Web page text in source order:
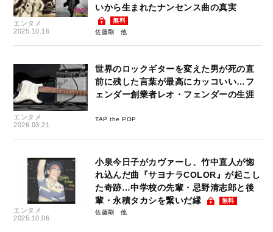
エンタメ
2025.10.16
いから生まれたナンセンス曲の真実
無料
佐藤剛
エンタメ
2026.03.21
世界のロックギターを変えた男が死の直
前に残した言葉が最高にカッコいい…フ
ェンダー創業者レオ・フェンダーの生涯
TAP the POP
エンタメ
2025.10.06
小泉今日子がカヴァーし、竹中直人が惚
れ込んだ曲『サヨナラCOLOR』が起こし
た奇跡…中学校の先輩・忌野清志郎と後
輩・永積タカシを繋いだ縁
無料
佐藤剛